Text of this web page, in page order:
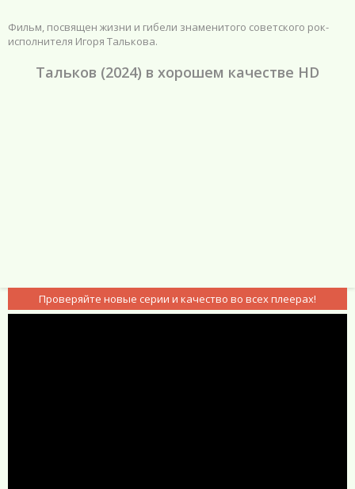
Фильм, посвящен жизни и гибели знаменитого советского рок-
исполнителя Игоря Талькова.
Тальков (2024) в хорошем качестве HD
Проверяйте новые серии и качество во всех плеерах!